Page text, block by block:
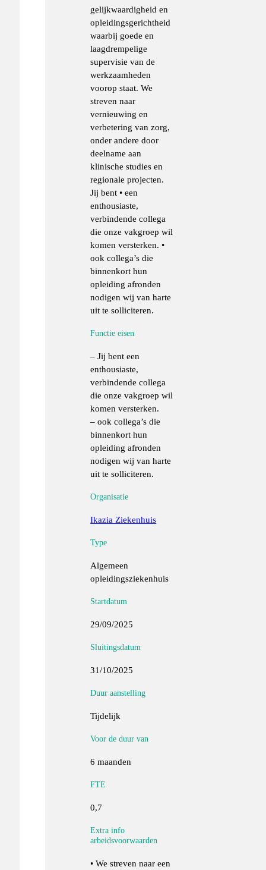
gelijkwaardigheid en
opleidingsgerichtheid
waarbij goede en
laagdrempelige
supervisie van de
werkzaamheden
voorop staat. We
streven naar
vernieuwing en
verbetering van zorg,
onder andere door
deelname aan
klinische studies en
regionale projecten.
Jij bent • een
enthousiaste,
verbindende collega
die onze vakgroep wil
komen versterken. •
ook collega’s die
binnenkort hun
opleiding afronden
nodigen wij van harte
uit te solliciteren.
Functie eisen
– Jij bent een
enthousiaste,
verbindende collega
die onze vakgroep wil
komen versterken.
– ook collega’s die
binnenkort hun
opleiding afronden
nodigen wij van harte
uit te solliciteren.
Organisatie
Ikazia Ziekenhuis
Type
Algemeen
opleidingsziekenhuis
Startdatum
29/09/2025
Sluitingsdatum
31/10/2025
Duur aanstelling
Tijdelijk
Voor de duur van
6 maanden
FTE
0,7
Extra info
arbeidsvoorwaarden
• We streven naar een